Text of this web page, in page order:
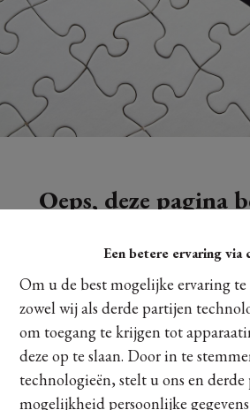
Een betere ervaring via
Om u de best mogelijke ervaring
zowel wij als derde partijen
om toegang te krijgen tot
deze op te slaan. Door in te
technologieën, stelt u ons en
mogelijkheid persoonlijke gegevens
Oeps, deze pagina
Te koop